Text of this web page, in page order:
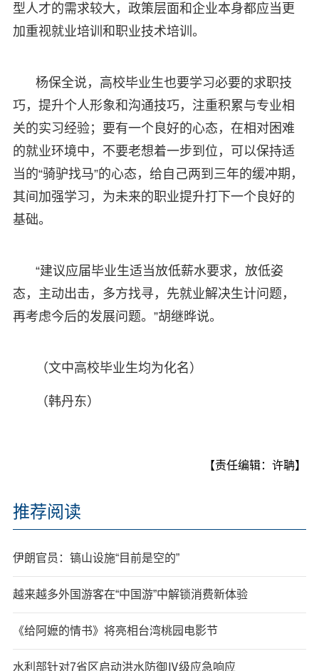
型人才的需求较大，政策层面和企业本身都应当更
加重视就业培训和职业技术培训。
杨保全说，高校毕业生也要学习必要的求职技
巧，提升个人形象和沟通技巧，注重积累与专业相
关的实习经验；要有一个良好的心态，在相对困难
的就业环境中，不要老想着一步到位，可以保持适
当的“骑驴找马”的心态，给自己两到三年的缓冲期，
其间加强学习，为未来的职业提升打下一个良好的
基础。
“建议应届毕业生适当放低薪水要求，放低姿
态，主动出击，多方找寻，先就业解决生计问题，
再考虑今后的发展问题。”胡继晔说。
（文中高校毕业生均为化名）
（韩丹东）
【责任编辑：许聃】
推荐阅读
伊朗官员：镐山设施“目前是空的”
越来越多外国游客在“中国游”中解锁消费新体验
《给阿嬷的情书》将亮相台湾桃园电影节
水利部针对7省区启动洪水防御Ⅳ级应急响应